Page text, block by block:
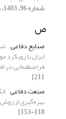
شماره 96، 1403، صفحه 1-24]
ص
صنایع دفاعی
ایران با
فرامنطقه‌ایی در افق
211]
صنعت دفاعی
بهره‌گیری از
118-153]